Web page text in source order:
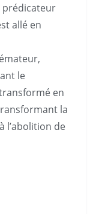
prédicateur
allé en
le
en
la
l’abolition de